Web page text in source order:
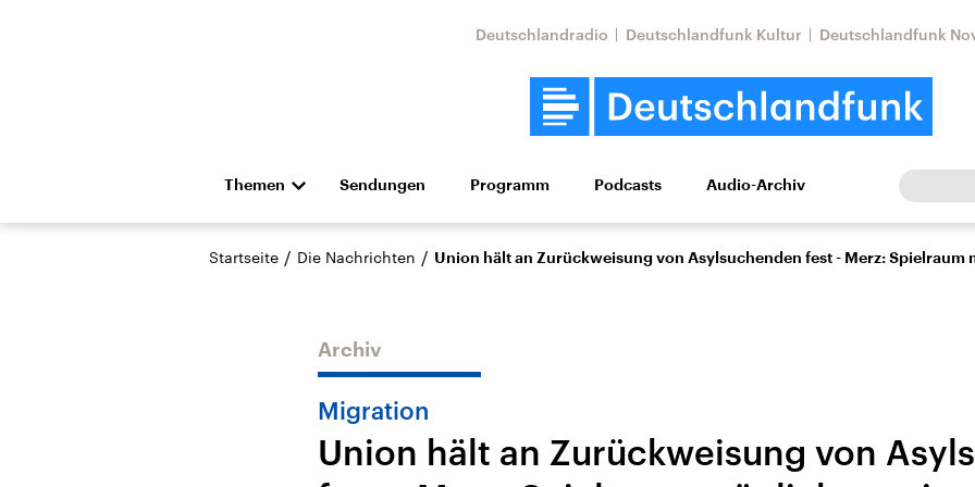
Deutschlandradio Deutschlandfunk Kultur Deutschlandfunk
Themen
Die Nachrichten Politik Wirtschaft Wissen Kultur Europa
Hörspiel und Feature Musik
Landtagswahl Sachsen-
USA
Nahostkonflikt
Iran
Aktuelle Lage und
Sendungen Programm Podcasts Audio-Archiv
Startseite / Die Nachrichten / Union hält an Zurückweisung von Asylsuchenden fest - Merz:
Archiv
Migration
Union hält an Zurückweisung von